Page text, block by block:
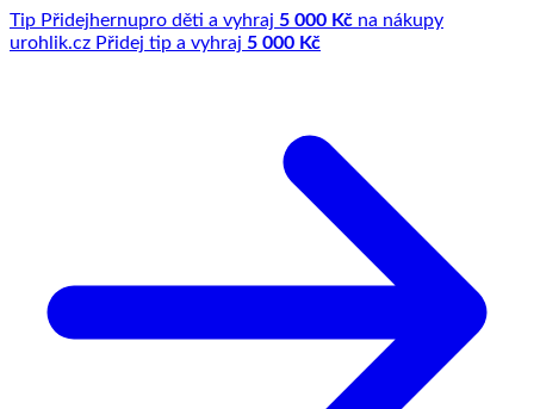
Tip Přidejhernupro děti a vyhraj 5 000 Kč na nákupy
urohlik.cz Přidej tip a vyhraj 5 000 Kč